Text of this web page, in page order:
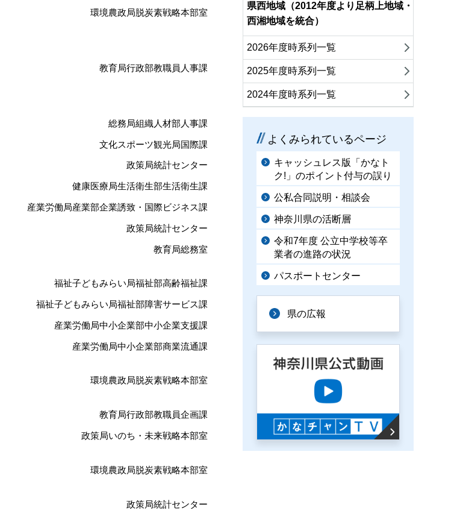
環境農政局脱炭素戦略本部室
教育局行政部教職員人事課
総務局組織人材部人事課
文化スポーツ観光局国際課
政策局統計センター
健康医療局生活衛生部生活衛生課
産業労働局産業部企業誘致・国際ビジネス課
政策局統計センター
教育局総務室
福祉子どもみらい局福祉部高齢福祉課
福祉子どもみらい局福祉部障害サービス課
産業労働局中小企業部中小企業支援課
産業労働局中小企業部商業流通課
環境農政局脱炭素戦略本部室
教育局行政部教職員企画課
政策局いのち・未来戦略本部室
環境農政局脱炭素戦略本部室
政策局統計センター
県西地域（2012年度より足柄上地域・
西湘地域を統合）
2026年度時系列一覧
2025年度時系列一覧
2024年度時系列一覧
よくみられているページ
キャッシュレス版「かなト
ク!」のポイント付与の誤り
公私合同説明・相談会
神奈川県の活断層
令和7年度 公立中学校等卒
業者の進路の状況
パスポートセンター
県の広報